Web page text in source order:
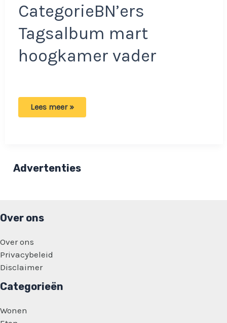
CategorieBN’ers
Tagsalbum mart
hoogkamer vader
Mart
me
Lees meer »
Advertenties
Over ons
Over ons
Privacybeleid
Disclaimer
Categorieën
Wonen